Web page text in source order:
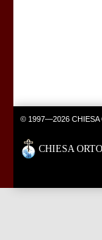
© 1997—2026 CHIESA
CHIESA